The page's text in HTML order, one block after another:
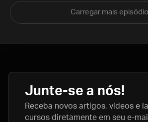
Carregar mais
Junte-se a nós!
Receba novos artigos, vídeos e
cursos diretamente em seu e-